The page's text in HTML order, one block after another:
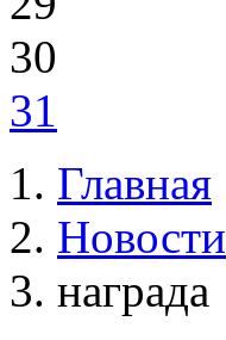
30
31
Главная
Новости
награда